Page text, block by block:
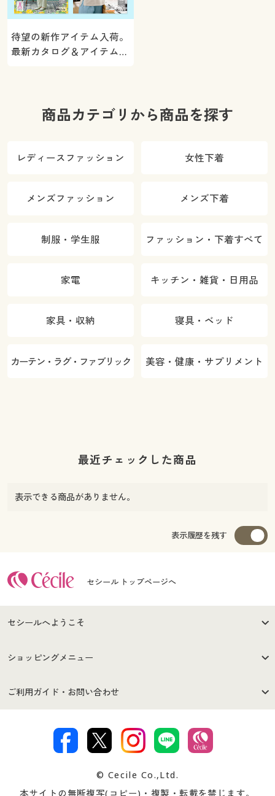
待望の新作アイテム入荷。
最新カタログ＆アイテムを
商品カテゴリから商品を探す
レディースファッション 女性下着
メンズファッション メンズ下着
制服・学生服 ファッション・下着すべて
家電 キッチン・雑貨・日用品
家具・収納 寝具・ベッド
カーテン・ラグ・ファブリック 美容・健康・サプリメント
最近チェックした商品
表示できる商品がありません。
表示履歴を残す
セシール トップページへ
セシールへようこそ
はじめての方へ
セシールご利用規約
著作権・商標について 会社案内
ショッピングメニュー
商品カテゴリ
プレゼント＆キャンペーン サイトマップ
ご利用ガイド・お問い合わせ
交換・返品は お支払は
© Cecile Co.,Ltd.
本サイトの無断複写(コピー)・複製・転載を禁じます。